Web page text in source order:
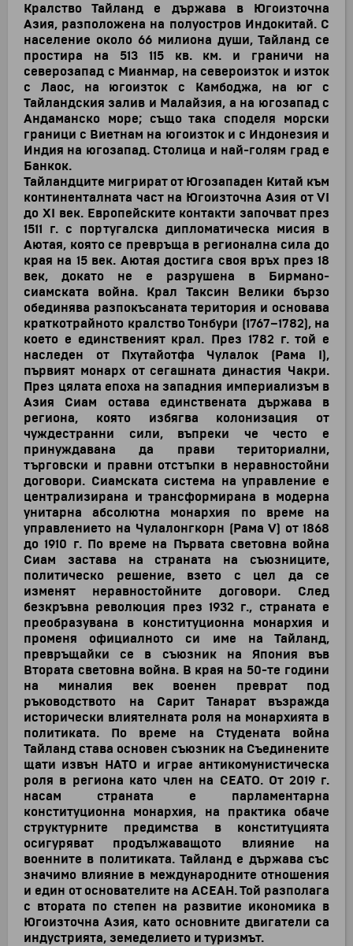
Кралство Тайланд е държава в Югоизточна
Азия, разположена на полуостров Индокитай. С
население около 66 милиона души, Тайланд се
простира на 513 115 кв. км. и граничи на
северозапад с Мианмар, на североизток и изток
с Лаос, на югоизток с Камбоджа, на юг с
Тайландския залив и Малайзия, а на югозапад с
Андаманско море; също така споделя морски
граници с Виетнам на югоизток и с Индонезия и
Индия на югозапад. Столица и най-голям град е
Банкок.
Тайландците мигрират от Югозападен Китай към
континенталната част на Югоизточна Азия от VI
до XI век. Европейските контакти започват през
1511 г. с португалска дипломатическа мисия в
Аютая, която се превръща в регионална сила до
края на 15 век. Аютая достига своя връх през 18
век, докато не е разрушена в Бирмано-
сиамската война. Крал Таксин Велики бързо
обединява разпокъсаната територия и основава
краткотрайното кралство Тонбури (1767–1782), на
което е единственият крал. През 1782 г. той е
наследен от Пхутайотфа Чулалок (Рама I),
първият монарх от сегашната династия Чакри.
През цялата епоха на западния империализъм в
Азия Сиам остава единствената държава в
региона, която избягва колонизация от
чуждестранни сили, въпреки че често е
принуждавана да прави териториални,
търговски и правни отстъпки в неравностойни
договори. Сиамската система на управление е
централизирана и трансформирана в модерна
унитарна абсолютна монархия по време на
управлението на Чулалонгкорн (Рама V) от 1868
до 1910 г. По време на Първата световна война
Сиам застава на страната на съюзниците,
политическо решение, взето с цел да се
изменят неравностойните договори. След
безкръвна революция през 1932 г., страната е
преобразувана в конституционна монархия и
променя официалното си име на Тайланд,
превръщайки се в съюзник на Япония във
Втората световна война. В края на 50-те години
на миналия век военен преврат под
ръководството на Сарит Танарат възражда
исторически влиятелната роля на монархията в
политиката. По време на Студената война
Тайланд става основен съюзник на Съединените
щати извън НАТО и играе антикомунистическа
роля в региона като член на СЕАТО. От 2019 г.
насам страната е парламентарна
конституционна монархия, на практика обаче
структурните предимства в конституцията
осигуряват продължаващото влияние на
военните в политиката. Тайланд е държава със
значимо влияние в международните отношения
и един от основателите на АСЕАН. Той разполага
с втората по степен на развитие икономика в
Югоизточна Азия, като основните двигатели са
индустрията, земеделието и туризмът.